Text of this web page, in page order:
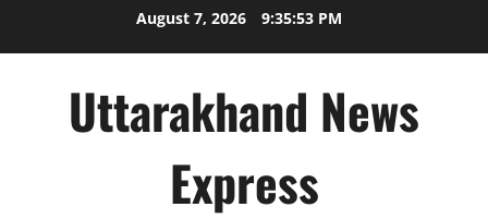
August 7, 2026 9:35:54 PM
Uttarakhand News
Express